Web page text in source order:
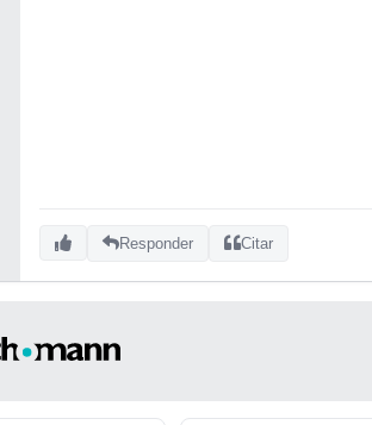
Responder Citar